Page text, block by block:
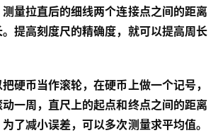
量拉直后的细线两个连接点之间的距离
提高刻度尺的精确度，就可以提高周长
硬币当作滚轮，在硬币上做一个记号，
一周，直尺上的起点和终点之间的距离
了减小误差，可以多次测量求平均值。